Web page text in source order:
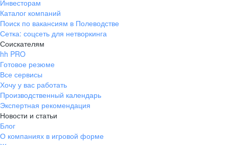
Инвесторам
Каталог компаний
Поиск по вакансиям в Полеводстве
Сетка: соцсеть для нетворкинга
Соискателям
hh PRO
Готовое резюме
Все сервисы
Хочу у вас работать
Производственный календарь
Экспертная рекомендация
Новости и статьи
Блог
О компаниях в игровой форме